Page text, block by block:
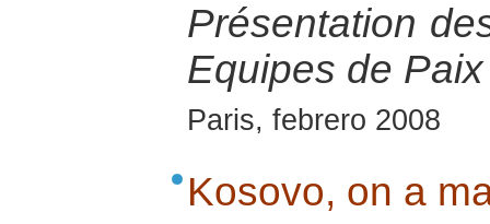
Présentation
Equipes de
Paris, febrero 2008
Kosovo, on a